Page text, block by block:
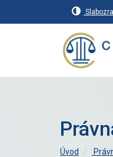
Úvod